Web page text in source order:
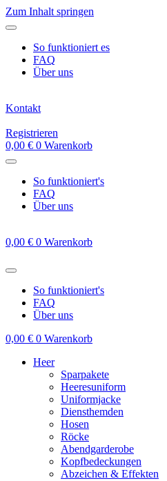
Zum Inhalt springen
So funktioniert es
FAQ
Über uns
Kontakt
Registrieren
0,00 € 0 Warenkorb
So funktioniert's
FAQ
Über uns
0,00 € 0 Warenkorb
So funktioniert's
FAQ
Über uns
0,00 € 0 Warenkorb
Heer
Sparpakete
Heeresuniform
Uniformjacke
Diensthemden
Hosen
Röcke
Abendgarderobe
Kopfbedeckungen
Abzeichen & Effekten